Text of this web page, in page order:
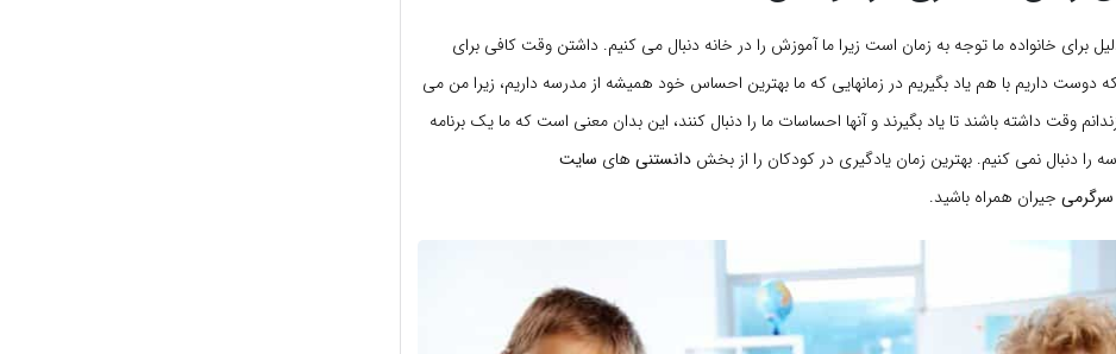
برای خانواده ما توجه به زمان است زیرا ما آموزش را در خانه دنبال می کنیم. داشتن وقت کافی برای
دوست داریم با هم یاد بگیریم در زمانهایی که ما بهترین احساس خود همیشه از مدرسه داریم، زیرا من می
وقت داشته باشند تا یاد بگیرند و آنها احساسات ما را دنبال کنند، این بدان معنی است که ما یک برنامه
را دنبال نمی کنیم. بهترین زمان یادگیری در کودکان را از بخش دانستنی های سایت
سرگرمی جیران همراه باشید.